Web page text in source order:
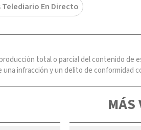
En Directo
total o parcial del contenido de
infracción y un delito de conformidad
MÁS